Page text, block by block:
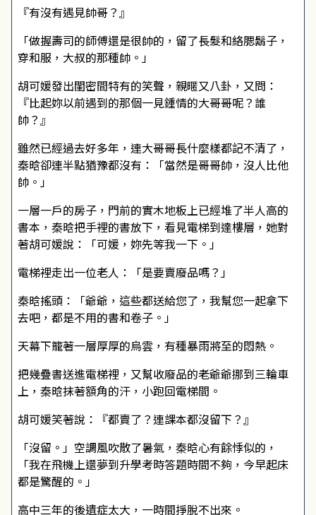
『有沒有遇見帥哥？』
「做握壽司的師傅還是很帥的，留了長髮和絡腮鬍子，
穿和服，大叔的那種帥。」
胡可媛發出閨密間特有的笑聲，親暱又八卦，又問：
『比起妳以前遇到的那個一見鍾情的大哥哥呢？誰
帥？』
雖然已經過去好多年，連大哥哥長什麼樣都記不清了，
秦晗卻連半點猶豫都沒有：「當然是哥哥帥，沒人比他
帥。」
一層一戶的房子，門前的實木地板上已經堆了半人高的
書本，秦晗把手裡的書放下，看見電梯到達樓層，她對
著胡可媛說：「可媛，妳先等我一下。」
電梯裡走出一位老人：「是要賣廢品嗎？」
秦晗搖頭：「爺爺，這些都送給您了，我幫您一起拿下
去吧，都是不用的書和卷子。」
天幕下籠著一層厚厚的烏雲，有種暴雨將至的悶熱。
把幾疊書送進電梯裡，又幫收廢品的老爺爺挪到三輪車
上，秦晗抹著額角的汗，小跑回電梯間。
胡可媛笑著說：『都賣了？連課本都沒留下？』
「沒留。」空調風吹散了暑氣，秦晗心有餘悸似的，
「我在飛機上還夢到升學考時答題時間不夠，今早起床
都是驚醒的。」
高中三年的後遺症太大，一時間掙脫不出來。